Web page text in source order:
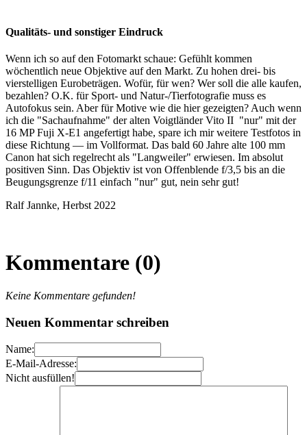
Qualitäts- und sonstiger Eindruck
Wenn ich so auf den Fotomarkt schaue: Gefühlt kommen
wöchentlich neue Objektive auf den Markt. Zu hohen drei- bis
vierstelligen Eurobeträgen. Wofür, für wen? Wer soll die alle kaufen,
bezahlen? O.K. für Sport- und Natur-/Tierfotografie muss es
Autofokus sein. Aber für Motive wie die hier gezeigten? Auch wenn
ich die "Sachaufnahme" der alten Voigtländer Vito II "nur" mit der
16 MP Fuji X-E1 angefertigt habe, spare ich mir weitere Testfotos in
diese Richtung — im Vollformat. Das bald 60 Jahre alte 100 mm
Canon hat sich regelrecht als "Langweiler" erwiesen. Im absolut
positiven Sinn. Das Objektiv ist von Offenblende f/3,5 bis an die
Beugungsgrenze f/11 einfach "nur" gut, nein sehr gut!
Ralf Jannke, Herbst 2022
Kommentare (0)
Keine Kommentare gefunden!
Neuen Kommentar schreiben
Name:
E-Mail-Adresse:
Nicht ausfüllen!